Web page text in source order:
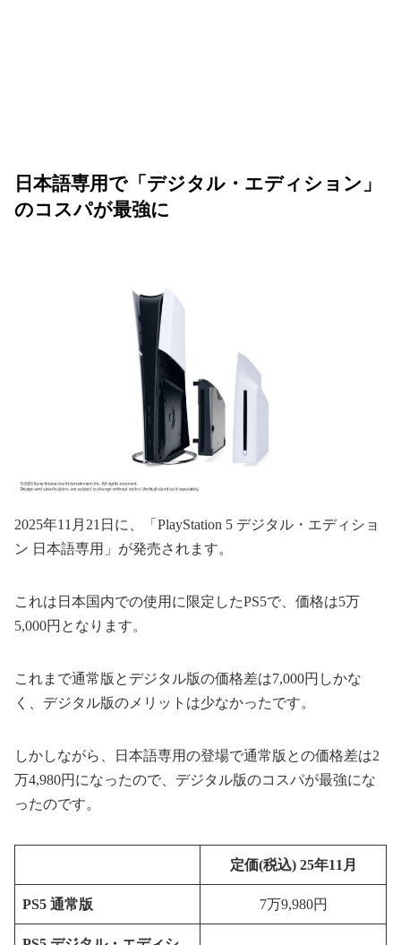
日本語専用で「デジタル・エディション」
のコスパが最強に
2025年11月21日に、「PlayStation 5 デジタル・エディショ
ン 日本語専用」が発売されます。
これは日本国内での使用に限定したPS5で、価格は5万
5,000円となります。
これまで通常版とデジタル版の価格差は7,000円しかな
く、デジタル版のメリットは少なかったです。
しかしながら、日本語専用の登場で通常版との価格差は2
万4,980円になったので、デジタル版のコスパが最強にな
ったのです。
定価(税込) 25年11月
PS5 通常版 7万9,980円